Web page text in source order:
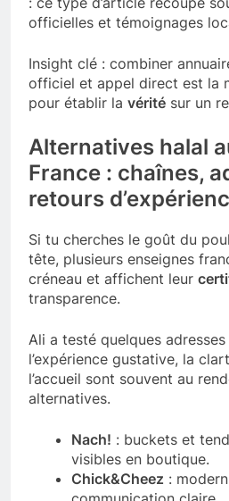
officielles et témoignages
Insight clé : combiner
officiel et appel direct est la
pour établir la vérité sur un
Alternatives halal
France : chaînes,
retours
Si tu cherches le goût du
tête, plusieurs enseignes
créneau et affichent leur
transparence.
Ali a testé quelques
l’expérience gustative, la
l’accueil sont souvent au
alternatives.
Nach! : buckets et
visibles en boutique.
Chick&Cheez :